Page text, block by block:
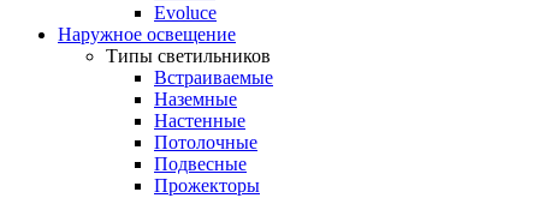
Evoluce
Наружное освещение
Типы светильников
Встраиваемые
Наземные
Настенные
Потолочные
Подвесные
Прожекторы